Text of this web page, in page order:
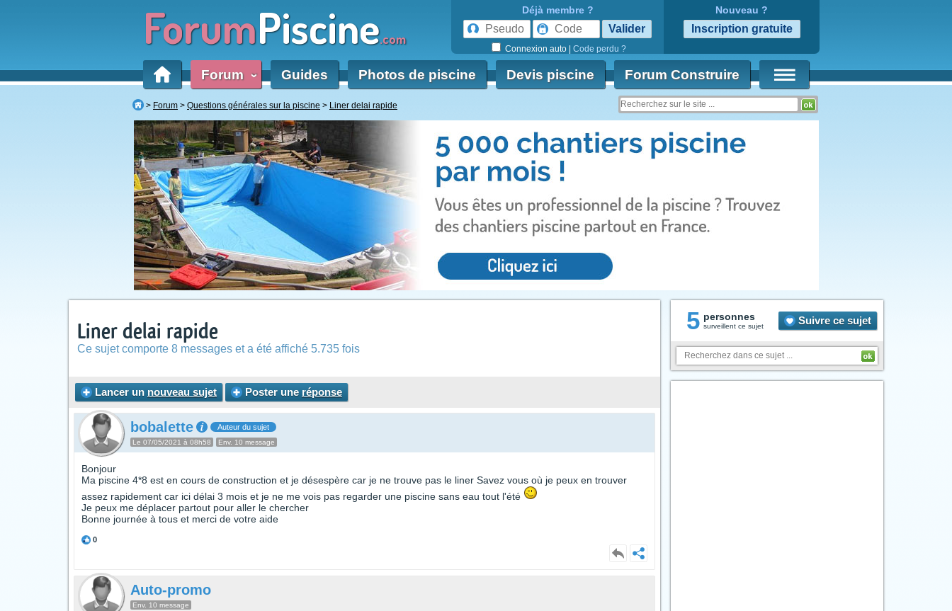
ForumPiscine.com
Déjà membre ?
Connexion auto Code perdu ?
Nouveau ?
Forum ‹ Guides Photos de piscine Devis piscine Forum Construire
Forum Questions générales sur la piscine Liner delai rapide
Liner delai rapide
Ce sujet comporte 8 messages et a été affiché 5.735 fois
Lancer un nouveau sujet Poster une réponse
bobalette Auteur du sujet
Le 07/05/2021 à 08h58 Env. 10 message
Bonjour
Ma piscine 4*8 est en cours de construction et je désespère car je ne trouve pas le liner Savez vous où je peux en trouver
assez rapidement car ici délai 3 mois et je ne me vois pas regarder une piscine sans eau tout l'été
Je peux me déplacer partout pour aller le chercher
Bonne journée à tous et merci de votre aide
0
Auto-promo
Env. 10 message
5 personnes
surveillent ce sujet Suivre ce sujet